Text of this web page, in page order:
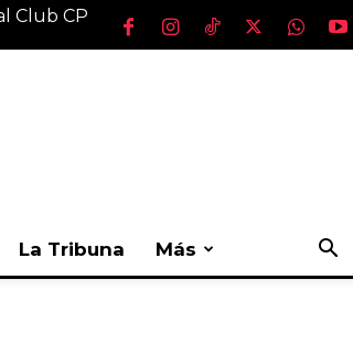
Club CP
La Tribuna Más